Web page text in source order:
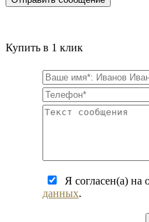
Купить в 1 клик
Я согласен(а) на
данных.